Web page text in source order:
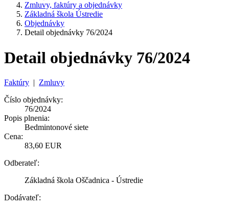
Zmluvy, faktúry a objednávky
Základná škola Ústredie
Objednávky
Detail objednávky 76/2024
Detail objednávky 76/2024
Faktúry | Zmluvy
Číslo objednávky:
76/2024
Popis plnenia:
Bedmintonové siete
Cena:
83,60 EUR
Odberateľ:
Základná škola Oščadnica - Ústredie
Dodávateľ: